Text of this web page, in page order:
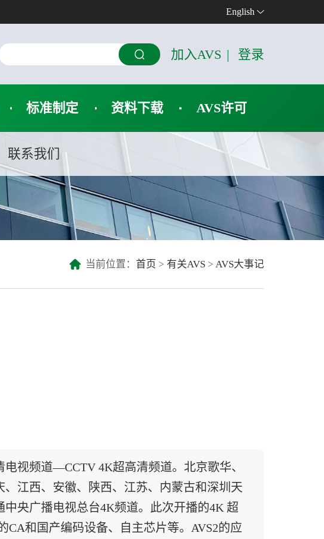
English
加入AVS | 登录
联系我们
标准制定 资料下载 AVS许可
当前位置： 首页 > 有关AVS >AVS大事记
视频道—CCTV 4K超高清频道。北京歌华、
江西、安徽、陕西、江苏、内蒙古和深圳天
央广播电视总台4K频道。此次开播的4K 超
CA和国产编码设备、自主芯片等。AVS2的应